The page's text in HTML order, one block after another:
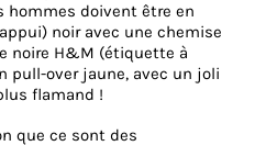
hommes doivent être en
noir avec une chemise
noire H&M (étiquette à
pull-over jaune, avec un joli
flamand !
que ce sont des